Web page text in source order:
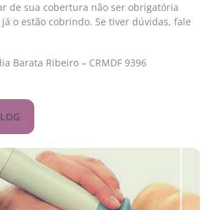
de sua cobertura não ser obrigatória
o estão cobrindo. Se tiver dúvidas, fale
Barata Ribeiro – CRMDF 9396